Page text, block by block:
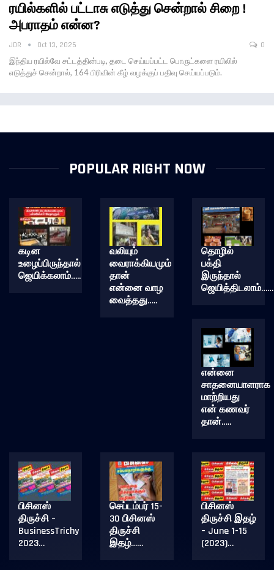
ரயில்களில் பட்டாசு எடுத்து சென்றால் சிறை !
அபராதம் என்ன?
JDR Oct 13, 2025 0
இந்திய ரயில்வே சட்டத்தின்படி, தடை செய்யப்பட்ட பொருட்களை ரயிலில்
எடுத்துச் சென்றால், 164 பிரிவின் கீழ் வழக்குப் பதிவு செய்யப்படும்.
POPULAR RIGHT NOW
கடின
உழைப்பிருந்தால்
ஜெயிக்கலாம்…..
வலியும்
வைராக்கியமும்
தான்
என்னை வாழ
வைத்தது…..
தொழில்
பக்தி
இருந்தால்
என்னை
சாதனையாளராக
மாற்றியது
என் கணவர்
தான்…..
பிசினஸ்
திருச்சி –
BusinessTrichy
2023…
செப்டம்பர் 15-
30 பிசினஸ்
திருச்சி
இதழ்……
பிசினஸ்
திருச்சி இதழ்
– June 1-15
(2023)…